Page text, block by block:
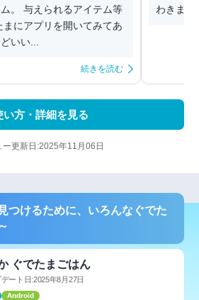
。 与えられるアイテム等
にアプリを開いてみてあ
いい...
続きを読む
わきます
い方・詳細を見る
ー更新日:2025年11月06日
つけるために、いろんなぐでた
ぐでたまごはん
ート日:2025年8月27日
Android